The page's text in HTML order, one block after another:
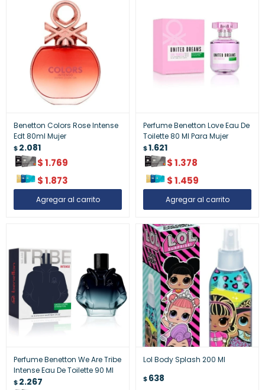
Benetton Colors Rose Intense
Edt 80ml Mujer
$2.081
$1.769
$1.873
Perfume Benetton Love Eau De
Toilette 80 Ml Para Mujer
$1.621
$1.378
$1.459
Perfume Benetton We Are Tribe
Intense Eau De Toilette 90 Ml
$2.267
Lol Body Splash 200 Ml
$638